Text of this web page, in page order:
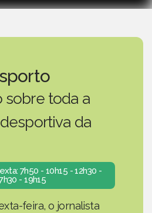
sobre toda a
da
7h50 - 10h15 - 12h30 -
- 19h15
feira, o jornalista